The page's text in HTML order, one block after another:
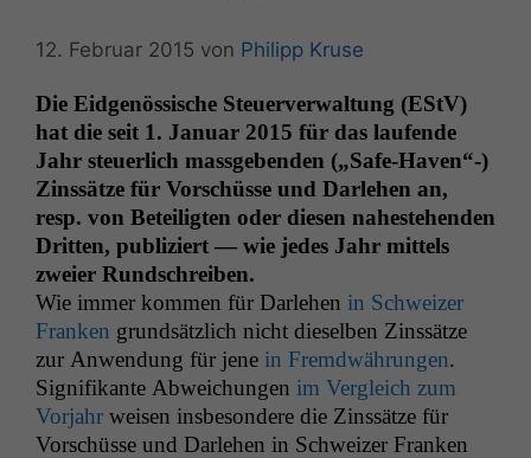
12. Februar 2015 von Philipp Kruse
Die Eid­genös­sis­che Steuerver­wal­tung (EStV)
hat die seit 1. Jan­u­ar 2015 für das laufende
Jahr steuer­lich mass­geben­den („Safe-Haven“-)
Zinssätze für Vorschüsse und Dar­lehen an,
resp. von Beteiligten oder diesen nah­este­hen­den
Drit­ten, pub­liziert — wie jedes Jahr mit­tels
zweier Rundschreiben.
Wie immer kom­men für Dar­lehen in Schweiz­er
Franken grund­sät­zlich nicht diesel­ben Zinssätze
zur Anwen­dung für jene in Fremd­währun­gen.
Sig­nifikante Abwe­ichun­gen im Ver­gle­ich zum
Vor­jahr weisen ins­beson­dere die Zinssätze für
Vorschüsse und Dar­lehen in Schweiz­er Franken